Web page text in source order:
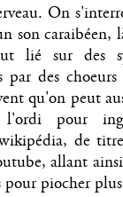
On
son caraibéen,
lié sur des
par des
qu'on peut
l'ordi pour
de
allant
pour piocher